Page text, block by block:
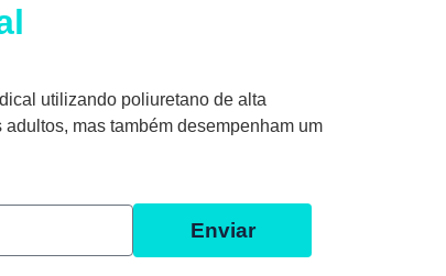
utilizando poliuretano de alta
mas também desempenham um
Enviar